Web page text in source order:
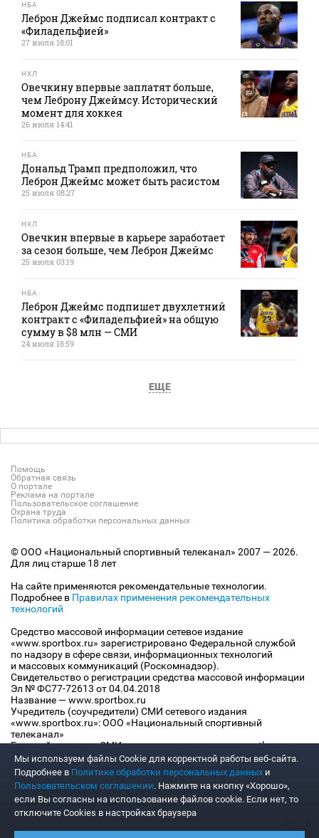
НБА
Леброн Джеймс подписал контракт с
«Филадельфией»
27 июля 18:01
НХЛ
Овечкину впервые заплатят больше,
чем Леброну Джеймсу. Исторический
момент для хоккея
26 июля 14:41
НБА
Дональд Трамп предположил, что
Леброн Джеймс может быть расистом
25 июля 08:27
НХЛ
Овечкин впервые в карьере заработает
за сезон больше, чем Леброн Джеймс
25 июля 03:19
НБА
Леброн Джеймс подпишет двухлетний
контракт с «Филадельфией» на общую
сумму в $8 млн — СМИ
24 июля 18:59
ЕЩЕ
Помощь
Обратная связь
О портале
Реклама на портале
Пользовательское соглашение
Охрана труда
Политика обработки персональных данных
© ООО «Национальный спортивный телеканал» 2007 — 2026.
Для лиц старше 18 лет
На сайте применяются рекомендательные технологии.
Подробнее в Правилах применения рекомендательных
технологий
Средство массовой информации сетевое издание
«www.sportbox.ru» зарегистрировано Федеральной службой
по надзору в сфере связи, информационных технологий
и массовых коммуникаций (Роскомнадзор).
Свидетельство о регистрации средства массовой информации
Эл № ФС77-72613 от 04.04.2018
Название — www.sportbox.ru
Учредитель (соучредители) СМИ сетевого издания
«www.sportbox.ru»: ООО «Национальный спортивный
телеканал»
Главный редактор СМИ сетевого издания «www.sportbox.ru»:
Конов В.А.
Номер телефона редакции СМИ сетевого издания
«www.sportbox.ru»: +7 (495) 653 8419
Адрес электронной почты редакции СМИ сетевого издания
«www.sportbox.ru»: editor@sportbox.ru
Мы используем файлы Сookie для корректной работы веб-сайта.
Подробнее в Политике обработки персональных данных и
Пользовательском соглашении. Нажмите на кнопку «Хорошо»,
если Вы согласны на использование файлов cookie. Если нет, то
отключите Cookies в настройках браузера